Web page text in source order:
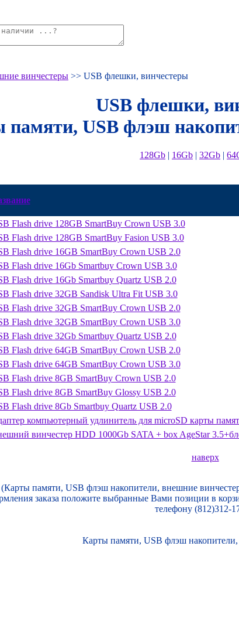
винчестеры >> USB флешки, винчестеры
USB флешки,
памяти, USB флэш
128Gb | 16Gb | 32Gb |
Flash drive 128GB SmartBuy Crown USB 3.0
Flash drive 128GB SmartBuy Fasion USB 3.0
Flash drive 16GB SmartBuy Crown USB 2.0
Flash drive 16Gb Smartbuy Crown USB 3.0
Flash drive 16Gb Smartbuy Quartz USB 2.0
Flash drive 32GB Sandisk Ultra Fit USB 3.0
Flash drive 32GB SmartBuy Crown USB 2.0
Flash drive 32GB SmartBuy Crown USB 3.0
Flash drive 32Gb Smartbuy Quartz USB 2.0
Flash drive 64GB SmartBuy Crown USB 2.0
Flash drive 64GB SmartBuy Crown USB 3.0
Flash drive 8GB SmartBuy Crown USB 2.0
Flash drive 8GB SmartBuy Glossy USB 2.0
Flash drive 8Gb Smartbuy Quartz USB 2.0
компьютерный удлинитель для microSD карты
винчестер HDD 1000Gb SATA + box AgeStar
наверх
памяти, USB флэш накопители, внешние
заказа положите выбранные Вами позиции в
телефону (812)312-
Карты памяти, USB флэш